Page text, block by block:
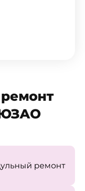
ЮЗАО
ремонт